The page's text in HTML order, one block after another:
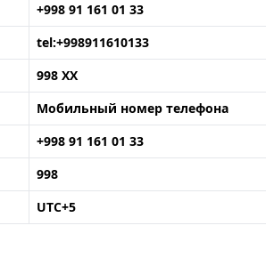
+998 91 161 01 33
tel:+998911610133
998 XX
Мобильный номер телефона
+998 91 161 01 33
998
UTC+5